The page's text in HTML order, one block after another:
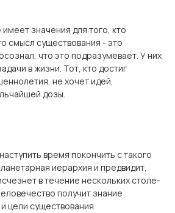
значения для того, кто
смысл сущес­твования - это
что это подразумевает. У них
в жизни. Тот, кто достиг
не хочет идей,
дозы.
время покончить с такого
иерархия и предвидит,
в течение нескольких столе­
получит знание
цели сущес­твования.